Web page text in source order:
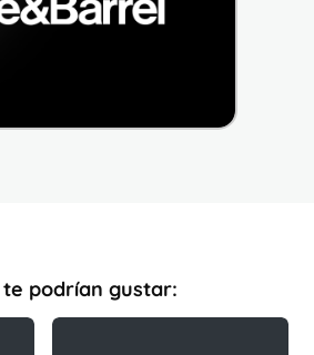
podrían gustar: